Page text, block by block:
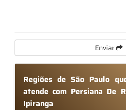
Enviar
Regiões de São Paulo
atende com Persiana De
Ipiranga